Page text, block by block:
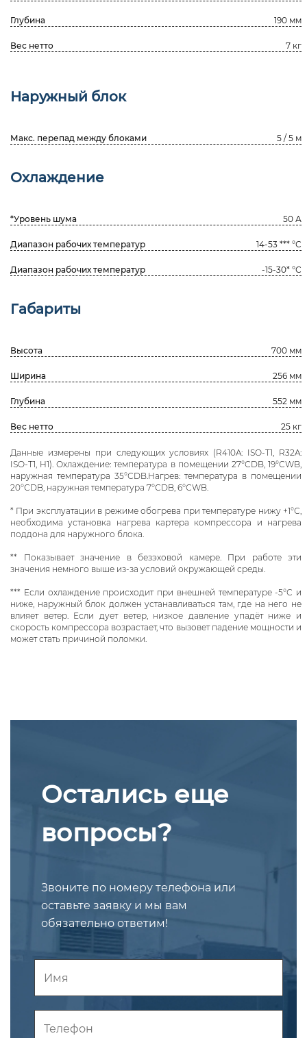
Глубина 190 мм
Вес нетто 7 кг
Наружный блок
Макс. перепад между блоками 5 / 5 м
Охлаждение
*Уровень шума 50 А
Диапазон рабочих температур 14-53 *** °С
Диапазон рабочих температур -15-30* °С
Габариты
Высота 700 мм
Ширина 256 мм
Глубина 552 мм
Вес нетто 25 кг
Данные измерены при следующих условиях (R410A: ISO-T1, R32A:
ISO-T1, H1). Охлаждение: температура в помещении 27°СDB, 19°СWB,
наружная температура 35°СDB.Нагрев: температура в помещении
20°СDB, наружная температура 7°СDB, 6°СWB.
* При эксплуатации в режиме обогрева при температуре нижу +1°С,
необходима установка нагрева картера компрессора и нагрева
поддона для наружного блока.
** Показывает значение в безэховой камере. При работе эти
значения немного выше из-за условий окружающей среды.
*** Если охлаждение происходит при внешней температуре -5°С и
ниже, наружный блок должен устанавливаться там, где на него не
влияет ветер. Если дует ветер, низкое давление упадёт ниже и
скорость компрессора возрастает, что вызовет падение мощности и
может стать причиной поломки.
Остались еще
вопросы?
Звоните по номеру телефона или
оставьте заявку и мы вам
обязательно ответим!